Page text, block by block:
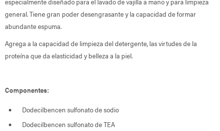
general. Tiene gran poder desengrasante y la capacidad de formar
abundante espuma.
Agrega a la capacidad de limpieza del detergente, las virtudes de la
proteína que da elasticidad y belleza a la piel.
Componentes:
Dodecilbencen sulfonato de sodio
Dodecilbencen sulfonato de TEA